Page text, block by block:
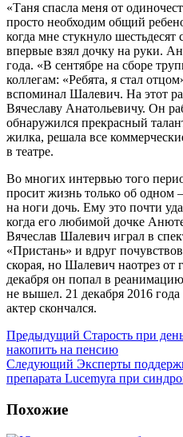
«Таня спасла меня от
просто необходим общий
когда мне стукнуло
впервые взял дочку на руки.
года. «В сентябре на сборе
коллегам: «Ребята, я стал
вспоминал Шалевич. На этот
Вячеславу Анатольевичу. Он
обнаружился прекрасный
жилка, решала все
в театре.
Во многих интервью того
просит жизнь только об одном
на ноги дочь. Ему это почти
когда его любимой дочке
Вячеслав Шалевич играл в
«Пристань» и вдруг
скорая, но Шалевич наотрез от
декабря он попал в
не вышел. 21 декабря 2016
актер скончался.
Предыдущий Старость при
накопить на пенсию
Следующий Эксперты
препарата Lucemyra при
Похожие